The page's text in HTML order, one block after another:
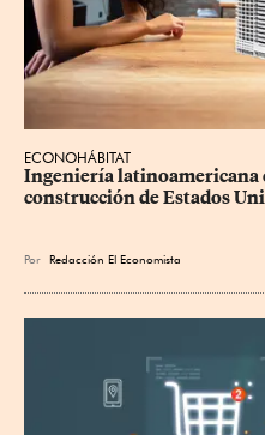
ECONOHÁBITAT
Ingeniería latinoamericana
construcción de Estados
Por Redacción El Economista